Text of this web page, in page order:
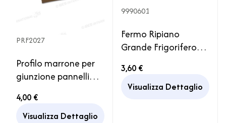
PRF2027
Profilo marrone per
giunzione pannelli
4,00 €
Visualizza Dettaglio
9990601
Fermo Ripiano
Grande Frigorifero
3,60 €
Visualizza Dettaglio